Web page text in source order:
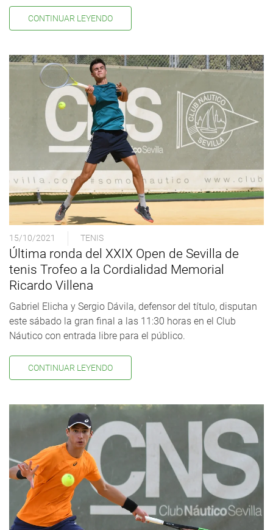
CONTINUAR LEYENDO
15/10/2021 TENIS
Última ronda del XXIX Open de Sevilla de
tenis Trofeo a la Cordialidad Memorial
Ricardo Villena
Gabriel Elicha y Sergio Dávila, defensor del título, disputan
este sábado la gran final a las 11:30 horas en el Club
Náutico con entrada libre para el público.
CONTINUAR LEYENDO